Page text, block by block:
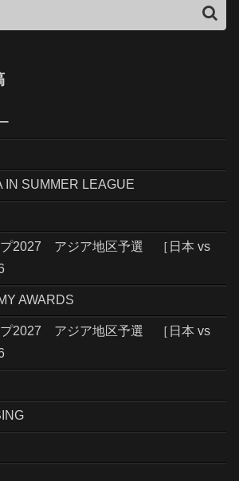
IN SUMMER LEAGUE
プ2027 アジア地区予選 ［日本 vs
AWARDS
プ2027 アジア地区予選 ［日本 vs